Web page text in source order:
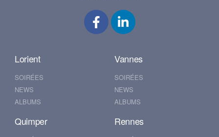
Lorient
SOIRÉES
NEWS
ALBUMS
Vannes
SOIRÉES
NEWS
ALBUMS
Quimper Rennes